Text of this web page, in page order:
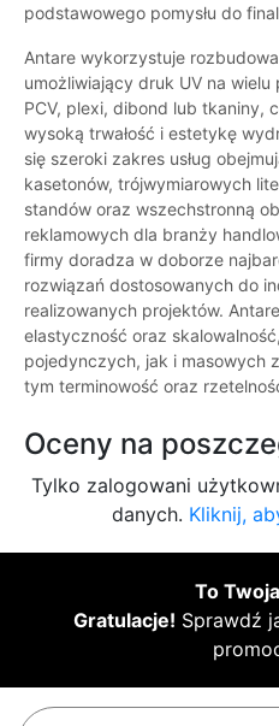
podstawowego pomysłu do
Antare wykorzystuje
umożliwiający druk UV na wielu
PCV, plexi, dibond lub tkaniny,
wysoką trwałość i estetykę
się szeroki zakres usług
kasetonów, trójwymiarowych
standów oraz wszechstronną
reklamowych dla branży
firmy doradza w doborze
rozwiązań dostosowanych do
realizowanych projektów.
elastyczność oraz
pojedynczych, jak i masowych
tym terminowość oraz
Oceny na
Tylko zalogowani
danych. Kliknij,
To
Gratulacje! Sprawdź